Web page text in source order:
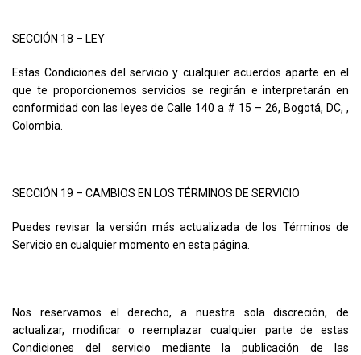
SECCIÓN 18 – LEY
Estas Condiciones del servicio y cualquier acuerdos aparte en el
que te proporcionemos servicios se regirán e interpretarán en
conformidad con las leyes de Calle 140 a # 15 – 26, Bogotá, DC, ,
Colombia.
SECCIÓN 19 – CAMBIOS EN LOS TÉRMINOS DE SERVICIO
Puedes revisar la versión más actualizada de los Términos de
Servicio en cualquier momento en esta página.
Nos reservamos el derecho, a nuestra sola discreción, de
actualizar, modificar o reemplazar cualquier parte de estas
Condiciones del servicio mediante la publicación de las